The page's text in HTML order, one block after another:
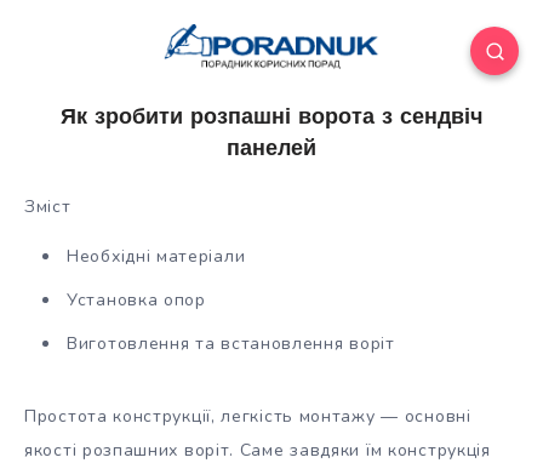
Як зробити розпашні ворота з сендвіч
панелей
Зміст
Необхідні матеріали
Установка опор
Виготовлення та встановлення воріт
Простота конструкції, легкість монтажу — основні
якості розпашних воріт. Саме завдяки їм конструкція